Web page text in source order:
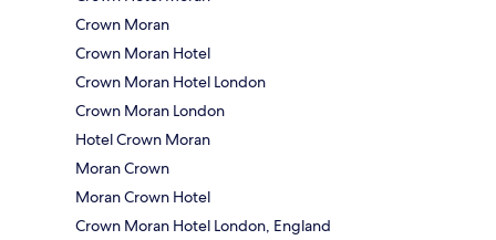
Crown Moran
Crown Moran Hotel
Crown Moran Hotel London
Crown Moran London
Hotel Crown Moran
Moran Crown
Moran Crown Hotel
Crown Moran Hotel London, England